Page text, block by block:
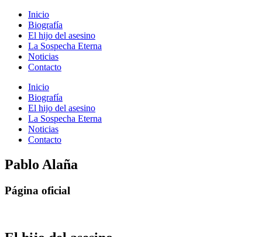
Inicio
Biografía
El hijo del asesino
La Sospecha Eterna
Noticias
Contacto
Inicio
Biografía
El hijo del asesino
La Sospecha Eterna
Noticias
Contacto
Pablo Alaña
Página oficial